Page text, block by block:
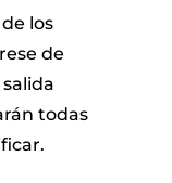
los
de
todas